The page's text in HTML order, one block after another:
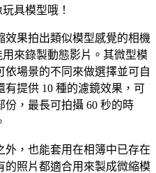
具模型哦！
效果拍出類似模型感覺的相機
來錄製動態影片。其微型模
場景的不同來做選擇並可自
提供 10 種的濾鏡效果，可
，最長可拍攝 60 秒的時
，也能套用在相簿中已存在
的照片都適合用來製成微縮模